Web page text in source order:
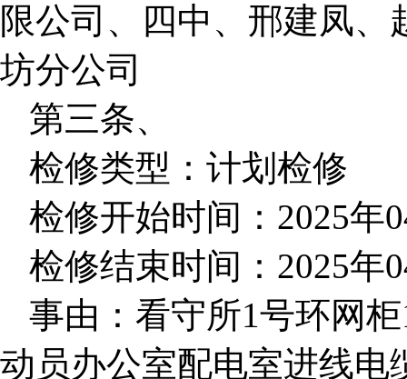
限公司、四中、邢建凤
坊分公司
第三条、
检修类型：计划检修
检修开始时间：2025年
检修结束时间：2025年
事由：看守所1号环网
动员办公室配电室进线电